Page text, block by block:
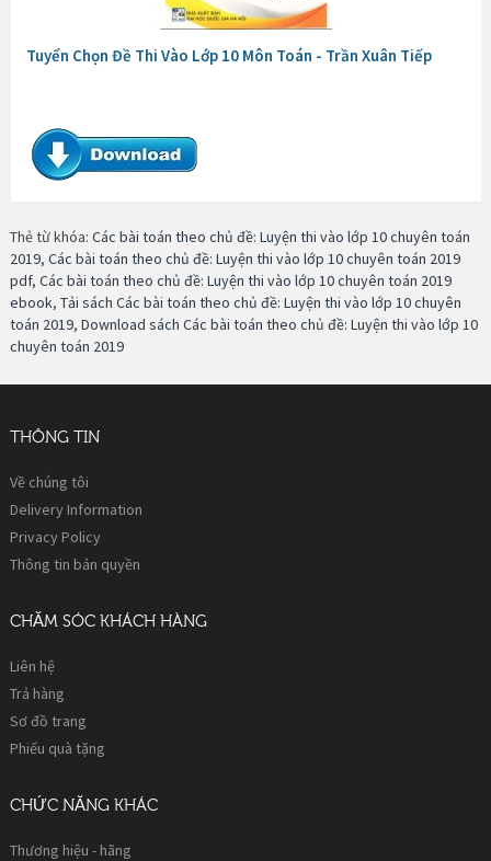
Tuyển Chọn Đề Thi Vào Lớp 10 Môn Toán - Trần Xuân Tiếp
Thẻ từ khóa: Các bài toán theo chủ đề: Luyện thi vào lớp 10 chuyên toán
2019, Các bài toán theo chủ đề: Luyện thi vào lớp 10 chuyên toán 2019
pdf, Các bài toán theo chủ đề: Luyện thi vào lớp 10 chuyên toán 2019
ebook, Tải sách Các bài toán theo chủ đề: Luyện thi vào lớp 10 chuyên
toán 2019, Download sách Các bài toán theo chủ đề: Luyện thi vào lớp 10
chuyên toán 2019
THÔNG TIN
Về chúng tôi
Delivery Information
Privacy Policy
Thông tin bản quyền
CHĂM SÓC KHÁCH HÀNG
Liên hệ
Trả hàng
Sơ đồ trang
Phiếu quà tặng
CHỨC NĂNG KHÁC
Thương hiệu - hãng